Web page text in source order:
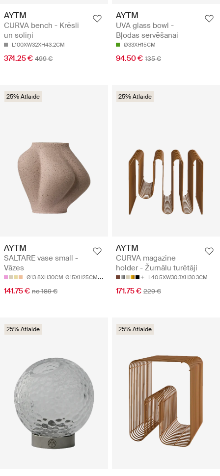
AYTM
CURVA bench - Krēsli
un soliņi
L100XW32XH43.2CM
374.25 € 499 €
AYTM
UVA glass bowl -
Bļodas servēšanai
Ø33XH15CM
94.50 € 135 €
25% Atlaide
AYTM
SALTARE vase small -
Vāzes
Ø13.8XH30CM Ø15XH25CM Ø17XH35CM
141.75 € no 189 €
25% Atlaide
AYTM
CURVA magazine
holder - Žurnālu turētāji
L40.5XW30.3XH30.3CM
171.75 € 229 €
25% Atlaide 25% Atlaide